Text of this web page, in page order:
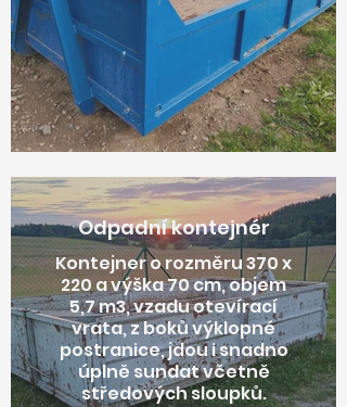
Odpadní kontejnér
Kontejner o rozměru 370 x
220 a výška 70 cm, objem
5,7 m3, vzadu otevírací
vrata, z boků výklopné
postranice, jdou i snadno
úplně sundat včetně
středových sloupků.